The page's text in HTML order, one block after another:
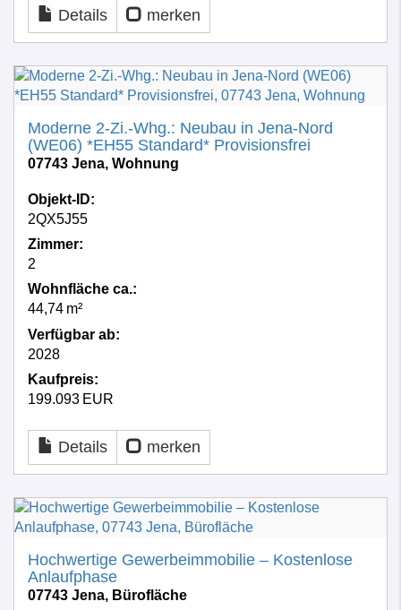
Details merken
Moderne 2-Zi.-Whg.: Neubau in Jena-Nord
(WE06) *EH55 Standard* Provisionsfrei
07743 Jena, Wohnung
Objekt-ID:
2QX5J55
Zimmer:
2
Wohnfläche ca.:
44,74 m²
Verfügbar ab:
2028
Kaufpreis:
199.093 EUR
Details merken
Hochwertige Gewerbeimmobilie – Kostenlose
Anlaufphase
07743 Jena, Bürofläche